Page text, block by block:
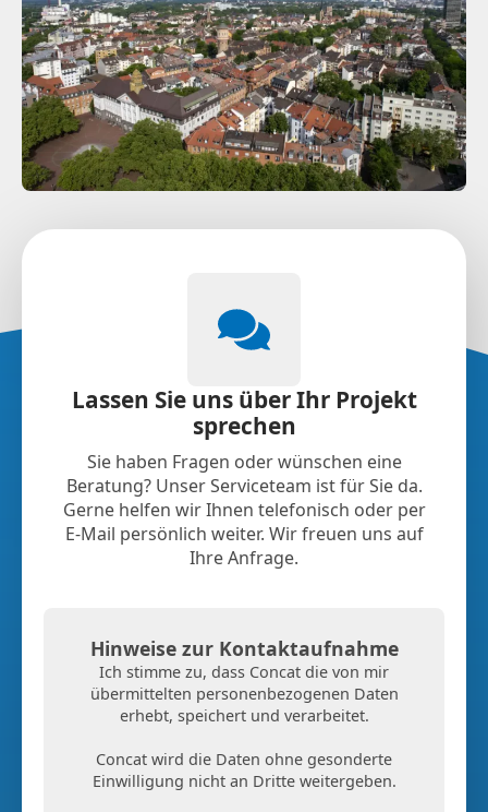
Lassen Sie uns über Ihr Projekt
sprechen
Sie haben Fragen oder wünschen eine
Beratung? Unser Serviceteam ist für Sie da.
Gerne helfen wir Ihnen telefonisch oder per
E-Mail persönlich weiter. Wir freuen uns auf
Ihre Anfrage.
Hinweise zur Kontaktaufnahme
Ich stimme zu, dass Concat die von mir
übermittelten personenbezogenen Daten
erhebt, speichert und verarbeitet.
Concat wird die Daten ohne gesonderte
Einwilligung nicht an Dritte weitergeben.